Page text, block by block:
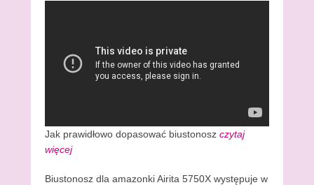
Jak prawidłowo dopasować biustonosz czytaj
więcej
Biustonosz dla amazonki Airita 5750X występuje w